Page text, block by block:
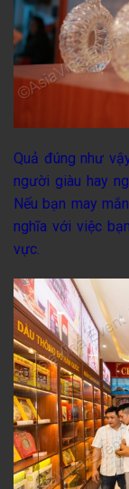
Quả đúng như
người giàu hay
Nếu bạn may
nghĩa với việc
vực.